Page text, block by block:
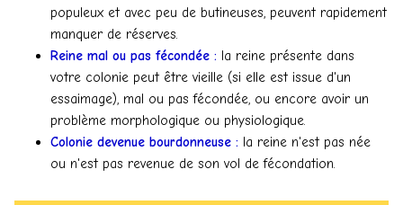
populeux et avec peu de butineuses, peuvent rapidement
manquer de réserves.
Reine mal ou pas fécondée : la reine présente dans
votre colonie peut être vieille (si elle est issue d'un
essaimage), mal ou pas fécondée, ou encore avoir un
problème morphologique ou physiologique.
Colonie devenue bourdonneuse : la reine n'est pas née
ou n'est pas revenue de son vol de fécondation.